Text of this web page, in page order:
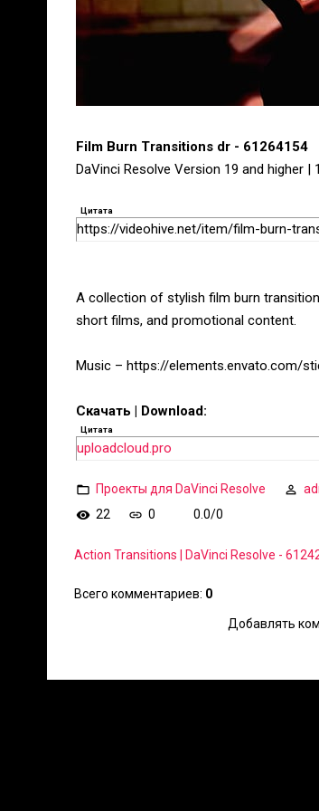
Film Burn Transitions dr - 61264154
DaVinci Resolve Version 19 and higher |
Цитата
https://videohive.net/item/film-burn-
A collection of stylish film burn
short films, and promotional content.
Music – https://elements.envato.com/
Скачать | Download:
Цитата
uploadcloud.pro
Проекты для DaVinci Resolve
22
0 0.0/0
Action Transitions | DaVinci Resolve -
Всего комментариев: 0
Добавлять